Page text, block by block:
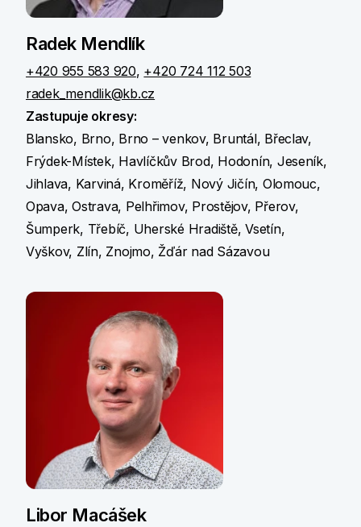
Radek Mendlík
+420 955 583 920, +420 724 112 503
radek_mendlik@kb.cz
Zastupuje okresy:
Blansko, Brno, Brno – venkov, Bruntál, Břeclav,
Frýdek-Místek, Havlíčkův Brod, Hodonín, Jeseník,
Jihlava, Karviná, Kroměříž, Nový Jičín, Olomouc,
Opava, Ostrava, Pelhřimov, Prostějov, Přerov,
Šumperk, Třebíč, Uherské Hradiště, Vsetín,
Vyškov, Zlín, Znojmo, Žďár nad Sázavou
Libor Macášek